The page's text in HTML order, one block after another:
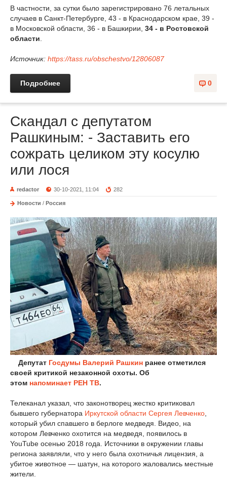
В частности, за сутки было зарегистрировано 76 летальных
случаев в Санкт-Петербурге, 43 - в Краснодарском крае, 39 -
в Московской области, 36 - в Башкирии, 34 - в Ростовской
области.
Источник: https://tass.ru/obschestvo/12806087
0
Подробнее
Скандал с депутатом
Рашкиным: - Заставить его
сожрать целиком эту косулю
или лося
redactor 30-10-2021, 11:04 282
Новости / Россия
Депутат Госдумы Валерий Рашкин ранее отметился
своей критикой незаконной охоты. Об
этом напоминает РЕН ТВ.
Телеканал указал, что законотворец жестко критиковал
бывшего губернатора Иркутской области Сергея Левченко,
который убил спавшего в берлоге медведя. Видео, на
котором Левченко охотится на медведя, появилось в
YouTube осенью 2018 года. Источники в окружении главы
региона заявляли, что у него была охотничья лицензия, а
убитое животное — шатун, на которого жаловались местные
жители.